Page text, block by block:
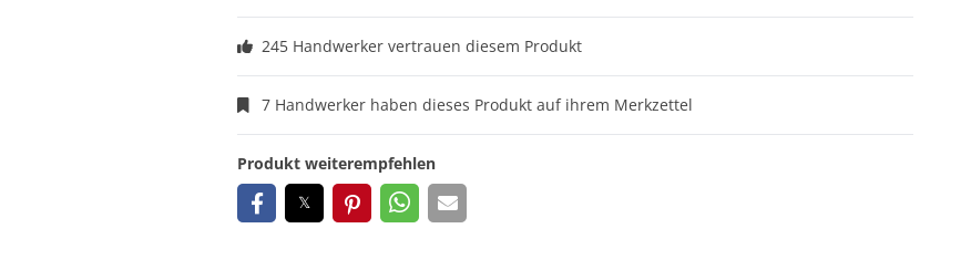
245 Handwerker vertrauen diesem Produkt
7 Handwerker haben dieses Produkt auf ihrem Merkzettel
Produkt weiterempfehlen